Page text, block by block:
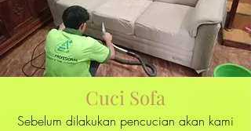
Cuci Sofa
Sebelum dilakukan pencucian akan kami